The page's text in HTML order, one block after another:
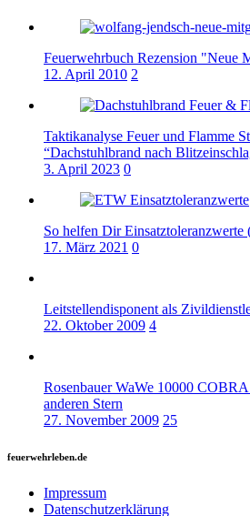
Feuerwehrbuch Rezension "Neue
12. April 2010 2
Taktikanalyse Feuer und Flamme
“Dachstuhlbrand nach
3. April 2023 0
So helfen Dir
17. März 2021 0
Leitstellendisponent als
22. Oktober 2009 4
Rosenbauer WaWe 10000
anderen Stern
27. November 2009 25
feuerwehrleben.de
Impressum
Datenschutzerklärung